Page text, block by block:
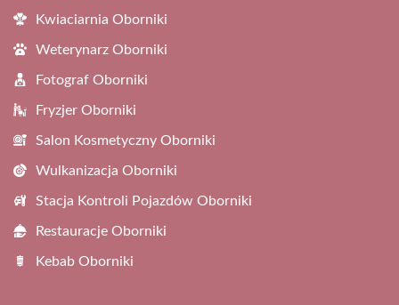
Kwiaciarnia Oborniki
Weterynarz Oborniki
Fotograf Oborniki
Fryzjer Oborniki
Salon Kosmetyczny Oborniki
Wulkanizacja Oborniki
Stacja Kontroli Pojazdów Oborniki
Restauracje Oborniki
Kebab Oborniki